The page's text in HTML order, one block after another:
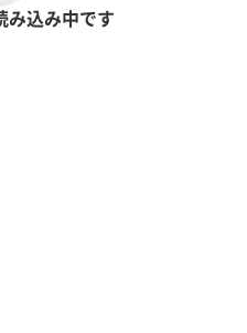
み込み中です